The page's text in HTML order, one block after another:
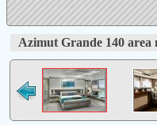
Azimut Grande 140 area